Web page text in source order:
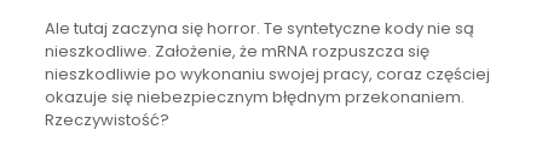
Ale tutaj zaczyna się horror. Te syntetyczne kody nie są
nieszkodliwe. Założenie, że mRNA rozpuszcza się
nieszkodliwie po wykonaniu swojej pracy, coraz częściej
okazuje się niebezpiecznym błędnym przekonaniem.
Rzeczywistość?